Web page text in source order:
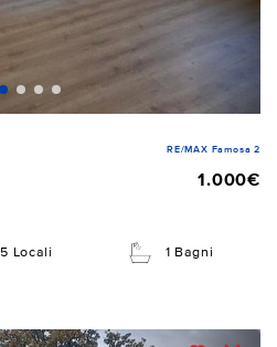
RE/MAX Famosa 2
1.000€
5 Locali 1 Bagni